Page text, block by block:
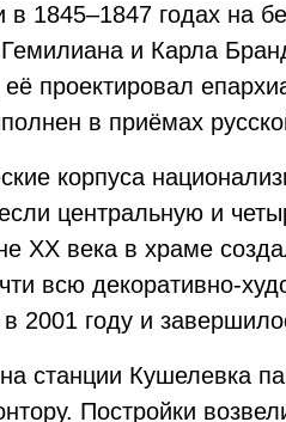
в 1845–1847 годах на
и Карла
проектировал
в приёмах
корпуса
центральную и
XX века в храме
всю декоративно-
2001 году и
станции Кушелевка
Постройки